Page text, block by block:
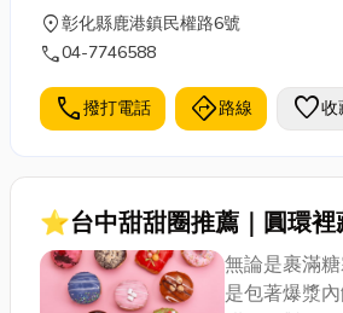
經營的實務經驗，並於民國107年
早期的B.B.call時代到現今的智慧手
永續經營」的服務精神，永遠將顧
透過網路服務，提供顧客最專業、
創專屬多元選擇的服務平台，實現
找」的服務，成功打造網路界開放
奇美通路憑藉著專業、豐富的電
「幫你找」的專屬式服務，以用心
location_on彰化縣鹿港鎮民權路6號
call04-7746588
call撥打電話 directions路線 favorite收
⭐台中甜甜圈推薦｜圓環
密！你可能不知道的5個冷
無論是裹滿
是包著爆漿